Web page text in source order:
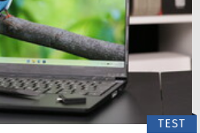
TEST